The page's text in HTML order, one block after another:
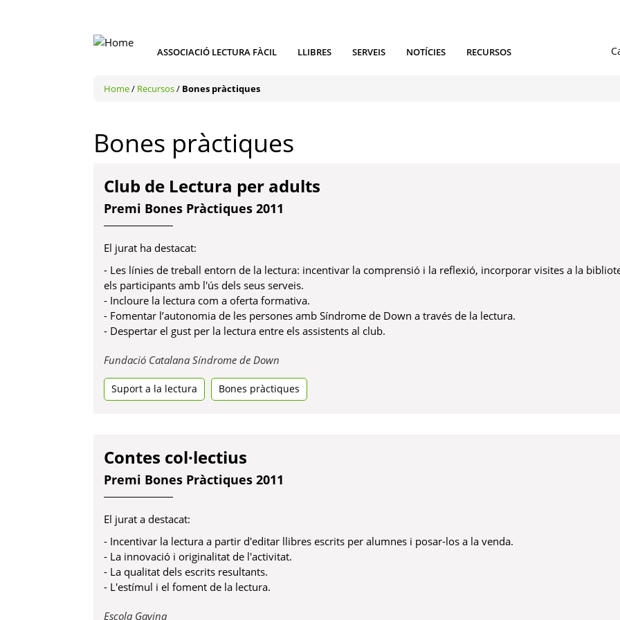
ASSOCIACIÓ LECTURA FÀCIL LLIBRES SERVEIS NOTÍCIES RECURSOS
Home/ Recursos/ Bones pràctiques
Bones pràctiques
Club de Lectura per adults
Premi Bones Pràctiques 2011
El jurat ha destacat:
- Les línies de treball entorn de la lectura: incentivar la comprensió i la reflexió, incorporar visites a la
els participants amb l'ús dels seus serveis.
- Incloure la lectura com a oferta formativa.
- Fomentar l’autonomia de les persones amb Síndrome de Down a través de la lectura.
- Despertar el gust per la lectura entre els assistents al club.
Fundació Catalana Síndrome de Down
en
una
pestanya
Suport a la lectura Bones pràctiques
Contes col·lectius
Premi Bones Pràctiques 2011
El jurat a destacat:
- Incentivar la lectura a partir d'editar llibres escrits per alumnes i posar-los a la venda.
- La innovació i originalitat de l'activitat.
- La qualitat dels escrits resultants.
- L'estímul i el foment de la lectura.
Escola GavinaObre